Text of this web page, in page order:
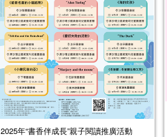
2025年“書香伴成長”親子閱讀推廣活動